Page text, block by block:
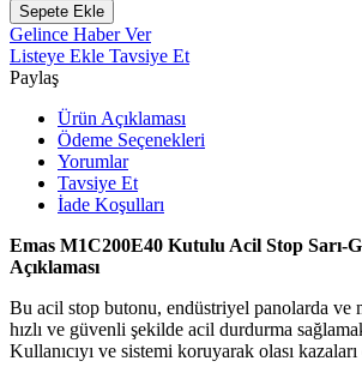
Sepete Ekle
Gelince Haber Ver
Listeye Ekle Tavsiye Et
Paylaş
Ürün Açıklaması
Ödeme Seçenekleri
Yorumlar
Tavsiye Et
İade Koşulları
Emas M1C200E40 Kutulu Acil Stop Sarı-
Açıklaması
Bu acil stop butonu, endüstriyel panolarda ve
hızlı ve güvenli şekilde acil durdurma
Kullanıcıyı ve sistemi koruyarak olası kazaları